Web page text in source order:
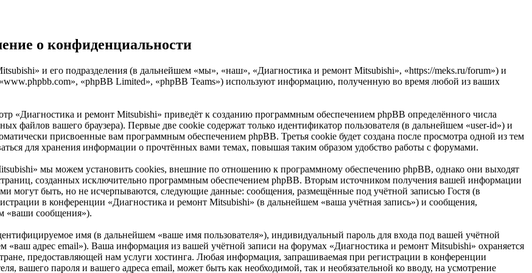
о конфиденциальности
и его подразделения (в дальнейшем «мы», «наш», «Диагностика и ремонт Mitsubishi», «https://meks.ru/forum») и
«phpBB Limited», «phpBB Teams») используют информацию, полученную во время любой из ваших
«Диагностика и ремонт Mitsubishi» приведёт к созданию программным обеспечением phpBB определённого числа
файлов вашего браузера). Первые две cookie содержат только идентификатор пользователя (в дальнейшем «user-id») и
присвоенные вам программным обеспечением phpBB. Третья cookie будет создана после просмотра одной из тем
для хранения информации о прочтённых вами темах, повышая таким образом удобство работы с форумами.
мы можем установить cookies, внешние по отношению к программному обеспечению phpBB, однако они выходят
созданных исключительно программным обеспечением phpBB. Вторым источником получения вашей информации
могут быть, но не исчерпываются, следующие данные: сообщения, размещённые под учётной записью Гостя (в
в конференции «Диагностика и ремонт Mitsubishi» (в дальнейшем «ваша учётная запись») и сообщения,
«ваши сообщения»).
имя (в дальнейшем «ваше имя пользователя»), индивидуальный пароль для входа под вашей учётной
«ваш адрес email»). Ваша информация из вашей учётной записи на форумах «Диагностика и ремонт Mitsubishi» охраняется
предоставляющей нам услуги хостинга. Любая информация, запрашиваемая при регистрации в конференции
вашего пароля и вашего адреса email, может быть как необходимой, так и необязательной ко вводу, на усмотрение